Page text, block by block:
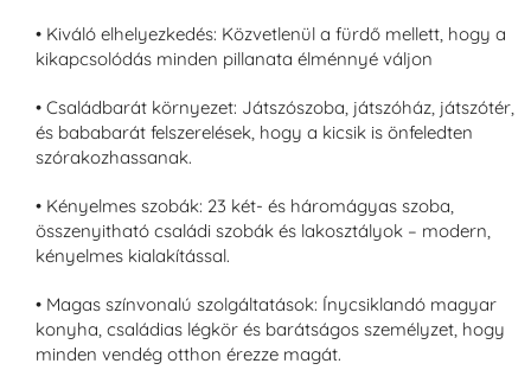
• Kiváló elhelyezkedés: Közvetlenül a fürdő mellett, hogy a
kikapcsolódás minden pillanata élménnyé váljon
• Családbarát környezet: Játszószoba, játszóház, játszótér,
és bababarát felszerelések, hogy a kicsik is önfeledten
szórakozhassanak.
• Kényelmes szobák: 23 két- és háromágyas szoba,
összenyitható családi szobák és lakosztályok – modern,
kényelmes kialakítással.
• Magas színvonalú szolgáltatások: Ínycsiklandó magyar
konyha, családias légkör és barátságos személyzet, hogy
minden vendég otthon érezze magát.